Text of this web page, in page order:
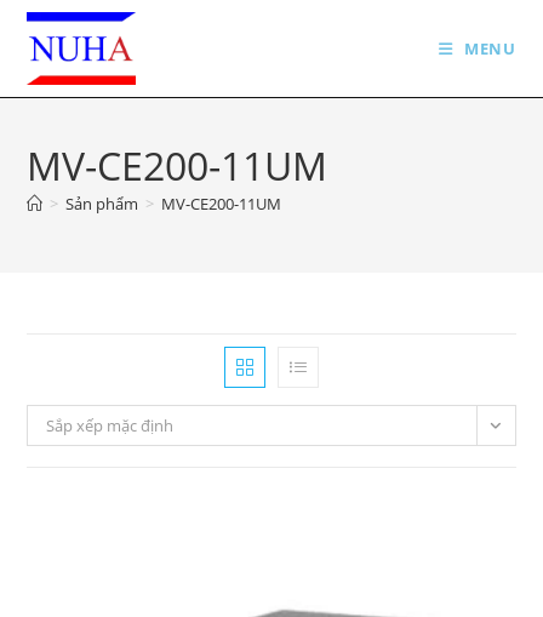
Skip
content
MENU
MV-CE200-11UM
> Sản phẩm > MV-CE200-11UM
Sắp xếp mặc định